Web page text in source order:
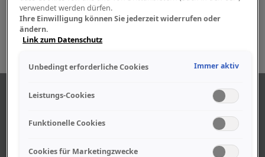
Besuchen Sie uns auch in den sozialen
Medien
Geschäftszeiten
verwendet werden dürfen.
Ihre Einwilligung können Sie jederzeit widerrufen oder
ändern.
Link zum Datenschutz
Unbedingt erforderliche Cookies Immer aktiv
Leistungs-Cookies
Funktionelle Cookies
Cookies für Marketingzwecke